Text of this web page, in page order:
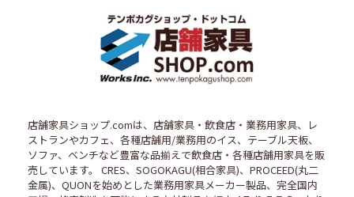
店舗家具ショップ.comは、店舗家具・飲食店・業務用家具、レ
ストランやカフェ、各種店舗用/業務用のイス、テーブル天板、
ソファ、ベンチなど豊富な品揃えで飲食店・各種店舗用家具を販
売しています。 CRES、SOGOKAGU(相合家具)、PROCEED(丸二
金属)、QUONを始めとした業務用家具メーカー製品、完全国内